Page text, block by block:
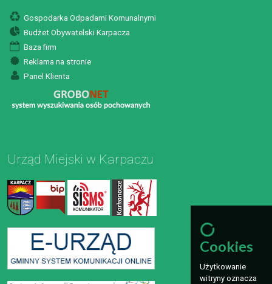
Gospodarka Odpadami Komunalnymi
Budżet Obywatelski Karpacza
Baza firm
Reklama na stronie
Panel Klienta
Urząd Miejski w Karpaczu
Cookies
Użytkowanie
witryny oznacza